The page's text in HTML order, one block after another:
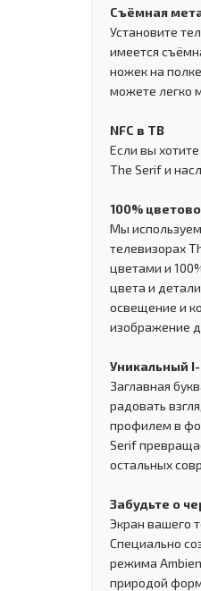
Съёмная
Установите
имеется
ножек на
можете легко
NFC в ТВ
Если вы
The Serif и
100%
Мы используем
телевизорах
цветами и
цвета и
освещение и
изображение
Уникальный
Заглавная
радовать
профилем в
Serif
остальных
Забудьте о
Экран вашего
Специально
режима
природой